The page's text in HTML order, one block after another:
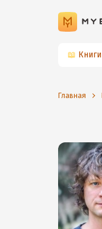
📖 Книги
Главная